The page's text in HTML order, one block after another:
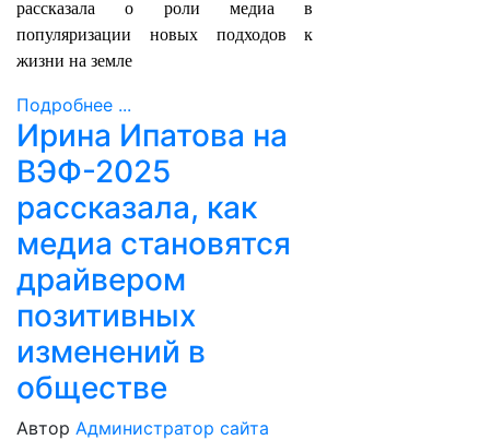
рассказала о роли медиа в
популяризации новых подходов к
жизни на земле
Подробнее ...
Ирина Ипатова на
ВЭФ-2025
рассказала, как
медиа становятся
драйвером
позитивных
изменений в
обществе
Автор Администратор сайта